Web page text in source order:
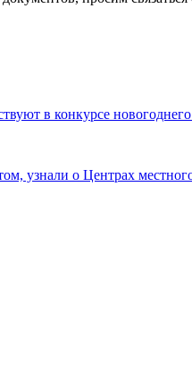
в конкурсе
узнали о Центрах